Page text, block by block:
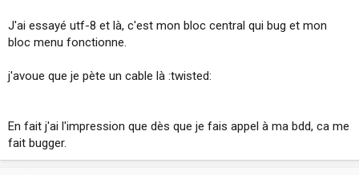
J'ai essayé utf-8 et là, c'est mon bloc central qui bug et mon
bloc menu fonctionne.
j'avoue que je pète un cable là :twisted:
En fait j'ai l'impression que dès que je fais appel à ma bdd, ca me
fait bugger.